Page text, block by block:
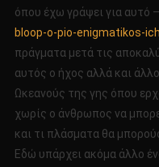
όπου έχω γράψει για αυτό –
bloop-o-pio-enigmatikos-
πράγματα μετά τις
αυτός ο ήχος αλλά και
Ωκεανούς της γης όπου
χωρίς ο άνθρωπος να
και τι πλάσματα θα
Εδώ υπάρχει ακόμα άλλο